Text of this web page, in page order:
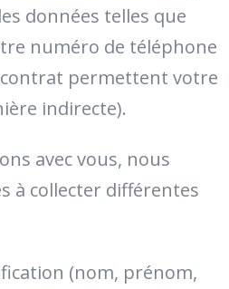
données telles que
numéro de téléphone
permettent votre
indirecte).
avec vous, nous
à collecter différentes
(nom, prénom,